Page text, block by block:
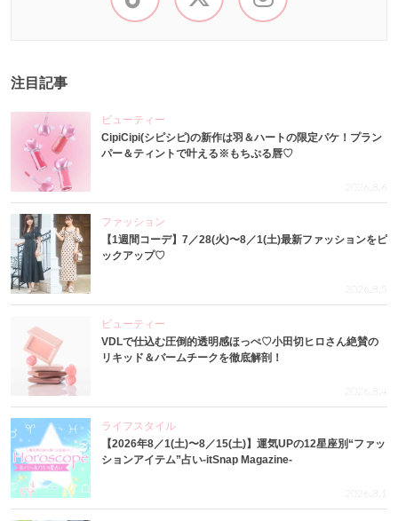
注目記事
ビューティー
CipiCipi(シピシピ)の新作は羽＆ハートの限定パケ！プラン
パー＆ティントで叶える※もちぷる唇♡
2026.8.6
ファッション
【1週間コーデ】7／28(火)〜8／1(土)最新ファッションをピ
ックアップ♡
2026.8.5
ビューティー
VDLで仕込む圧倒的透明感ほっぺ♡小田切ヒロさん絶賛の
リキッド＆バームチークを徹底解剖！
2026.8.4
ライフスタイル
【2026年8／1(土)〜8／15(土)】運気UPの12星座別“ファッ
ションアイテム”占い-itSnap Magazine-
2026.8.1